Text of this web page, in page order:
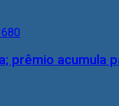
prêmio acumula